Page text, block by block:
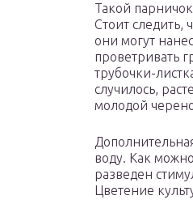
Такой
Стоит следить,
они могут
проветривать
трубочки-
случилось,
молодой
воду. Как
разведен
Цветение